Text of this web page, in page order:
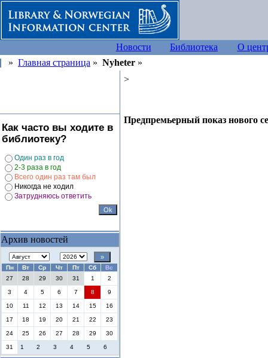
Новости Библиотека
О
» Главная страница » Nyheter »
Как часто вы ходите в
библиотеку?
Один раз в год
2-3 раза в год
Всего один раз там был
Никогда не ходил
Затрудняюсь ответить
Архив новостей
Пн Вт Ср Чт Пт Сб
Вс
27
28 29 30 31 1 2
3 4 5 6 7 8 9
10 11 12 13 14 15 16
17 18 19 20 21 22 23
24 25 26 27 28 29 30
31 1 2 3 4 5 6
>
Предпремьерный показ нового